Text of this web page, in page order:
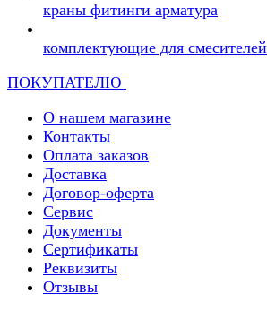
краны фитинги арматура
комплектующие для смесителей
ПОКУПАТЕЛЮ
О нашем магазине
Контакты
Оплата заказов
Доставка
Договор-оферта
Сервис
Документы
Сертификаты
Реквизиты
Отзывы